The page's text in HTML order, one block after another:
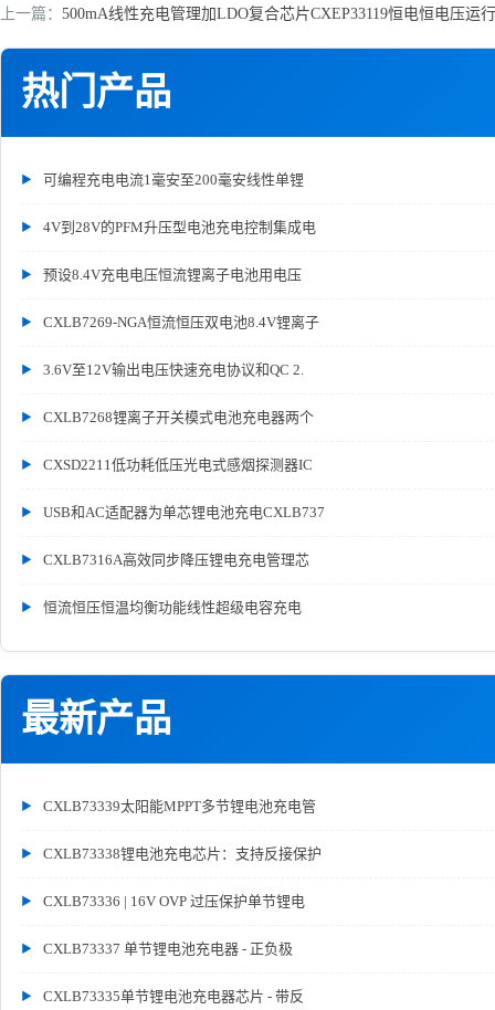
热门产品
可编程充电电流1毫安至200毫安线性单锂
4V到28V的PFM升压型电池充电控制集成电
预设8.4V充电电压恒流锂离子电池用电压
CXLB7269-NGA恒流恒压双电池8.4V锂离子
3.6V至12V输出电压快速充电协议和QC 2.
CXLB7268锂离子开关模式电池充电器两个
CXSD2211低功耗低压光电式感烟探测器IC
USB和AC适配器为单芯锂电池充电CXLB737
CXLB7316A高效同步降压锂电充电管理芯
恒流恒压恒温均衡功能线性超级电容充电
最新产品
CXLB73339太阳能MPPT多节锂电池充电管
CXLB73338锂电池充电芯片：支持反接保护
CXLB73336 | 16V OVP 过压保护单节锂电
CXLB73337 单节锂电池充电器 - 正负极
CXLB73335单节锂电池充电器芯片 - 带反
上一篇： 500mA线性充电管理加LDO复合芯片CXEP33119恒电恒电压运